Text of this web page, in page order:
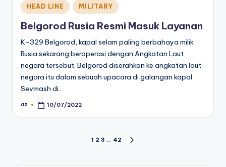
Posted
in
HEAD LINE MILITARY
Belgorod Rusia Resmi Masuk Layanan
K-329 Belgorod, kapal selam paling berbahaya milik
Rusia sekarang beroperasi dengan Angkatan Laut
negara tersebut. Belgorod diserahkan ke angkatan laut
negara itu dalam sebuah upacara di galangan kapal
Sevmash di…
Posted
az 10/07/2022
1 2 3 … 42